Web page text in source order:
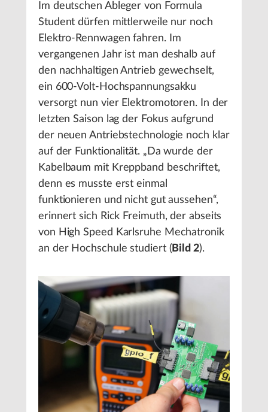
Im deutschen Ableger von Formula
Student dürfen mittlerweile nur noch
Elektro-Rennwagen fahren. Im
vergangenen Jahr ist man deshalb auf
den nachhaltigen Antrieb gewechselt,
ein 600-Volt-Hochspannungsakku
versorgt nun vier Elektromotoren. In der
letzten Saison lag der Fokus aufgrund
der neuen Antriebstechnologie noch klar
auf der Funktionalität. „Da wurde der
Kabelbaum mit Kreppband beschriftet,
denn es musste erst einmal
funktionieren und nicht gut aussehen“,
erinnert sich Rick Freimuth, der abseits
von High Speed Karlsruhe Mechatronik
an der Hochschule studiert ( Bild 2).